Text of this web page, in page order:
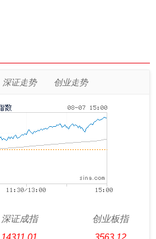
深证走势 创业走势
深证成指
创业板指